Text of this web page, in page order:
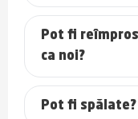
Pot fi
ca noi?
Pot fi spălate?